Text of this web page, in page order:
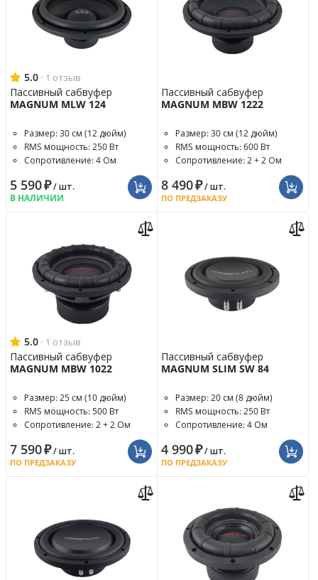
5.0 · 1 отзыв
Пассивный сабвуфер
MAGNUM MLW 124
Размер: 30 см (12 дюйм)
RMS мощность: 250 Вт
Сопротивление: 4 Ом
5 590₽/ шт.
В НАЛИЧИИ
Пассивный сабвуфер
MAGNUM MBW 1222
Размер: 30 см (12 дюйм)
RMS мощность: 600 Вт
Сопротивление: 2 + 2 Ом
8 490₽/ шт.
ПО ПРЕДЗАКАЗУ
5.0 · 1 отзыв
Пассивный сабвуфер
MAGNUM MBW 1022
Размер: 25 см (10 дюйм)
RMS мощность: 500 Вт
Сопротивление: 2 + 2 Ом
7 590₽/ шт.
ПО ПРЕДЗАКАЗУ
Пассивный сабвуфер
MAGNUM SLIM SW 84
Размер: 20 см (8 дюйм)
RMS мощность: 250 Вт
Сопротивление: 4 Ом
4 990₽/ шт.
ПО ПРЕДЗАКАЗУ